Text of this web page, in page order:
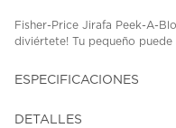
Fisher-Price Jirafa Peek-A-
diviértete! Tu pequeño
ESPECIFICACIONES
DETALLES